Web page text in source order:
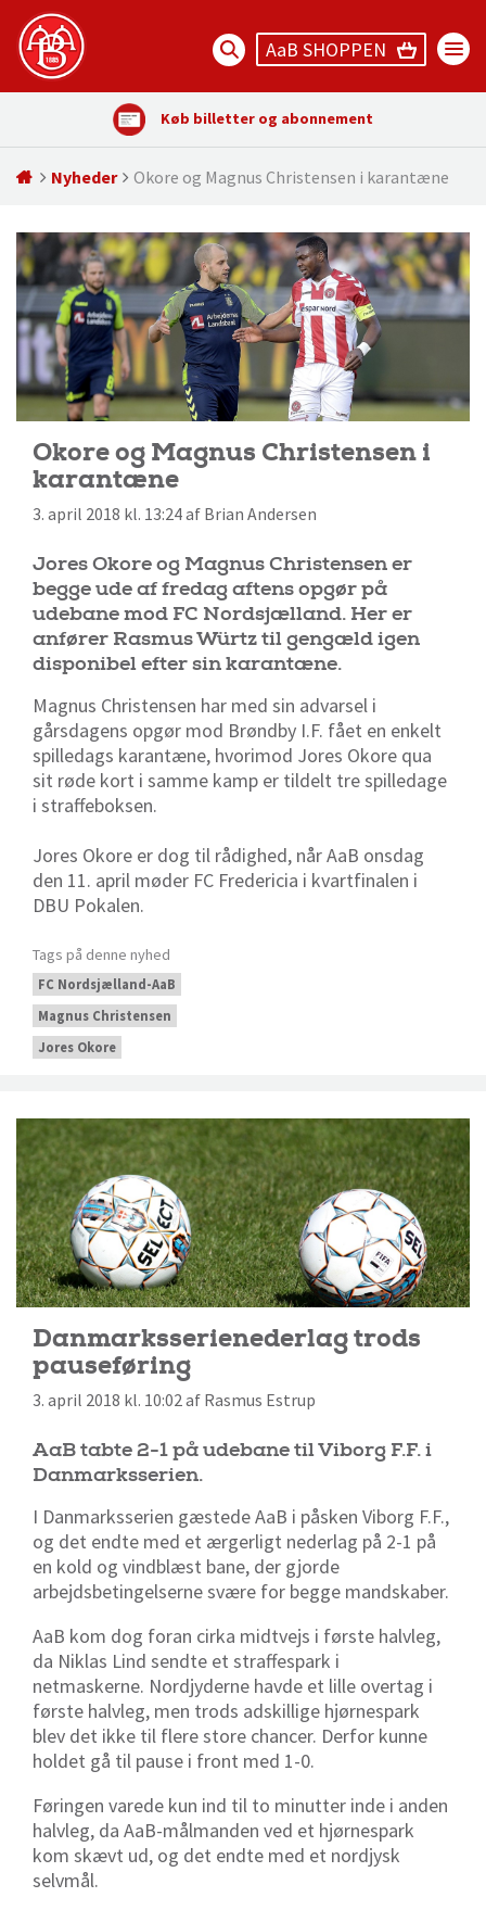
AaB SHOPPEN
Køb billetter og abonnement
Nyheder Okore og Magnus Christensen i karantæne
Okore og Magnus Christensen i
karantæne
3. april 2018 kl. 13:24 af Brian Andersen
Jores Okore og Magnus Christensen er
begge ude af fredag aftens opgør på
udebane mod FC Nordsjælland. Her er
anfører Rasmus Würtz til gengæld igen
disponibel efter sin karantæne.
Magnus Christensen har med sin advarsel i
gårsdagens opgør mod Brøndby I.F. fået en enkelt
spilledags karantæne, hvorimod Jores Okore qua
sit røde kort i samme kamp er tildelt tre spilledage
i straffeboksen.
Jores Okore er dog til rådighed, når AaB onsdag
den 11. april møder FC Fredericia i kvartfinalen i
DBU Pokalen.
Tags på denne nyhed
FC Nordsjælland-AaB
Magnus Christensen
Jores Okore
Danmarksserienederlag trods
pauseføring
3. april 2018 kl. 10:02 af Rasmus Estrup
AaB tabte 2-1 på udebane til Viborg F.F. i
Danmarksserien.
I Danmarksserien gæstede AaB i påsken Viborg F.F.,
og det endte med et ærgerligt nederlag på 2-1 på
en kold og vindblæst bane, der gjorde
arbejdsbetingelserne svære for begge mandskaber.
AaB kom dog foran cirka midtvejs i første halvleg,
da Niklas Lind sendte et straffespark i
netmaskerne. Nordjyderne havde et lille overtag i
første halvleg, men trods adskillige hjørnespark
blev det ikke til flere store chancer. Derfor kunne
holdet gå til pause i front med 1-0.
Føringen varede kun ind til to minutter inde i anden
halvleg, da AaB-målmanden ved et hjørnespark
kom skævt ud, og det endte med et nordjysk
selvmål.